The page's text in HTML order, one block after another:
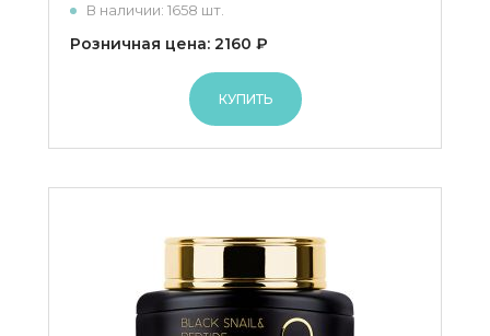
В наличии: 1658 шт.
Розничная цена: 2160 ₽
КУПИТЬ